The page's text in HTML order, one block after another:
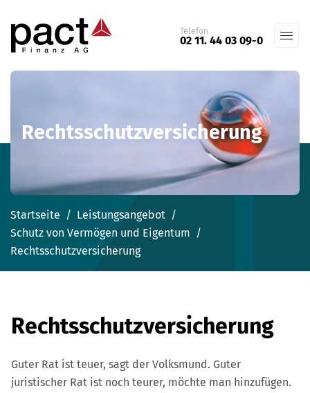
Telefon
02 11. 44 03 09-0
Navigation
Karriere
pactConsult
Facebook
Instagram
LinkedIn
Rechtsschutzversicherung
Startseite
Leistungsangebot
Schutz von Vermögen und Eigentum
Rechtsschutzversicherung
Rechtsschutzversicherung
Guter Rat ist teuer, sagt der Volksmund. Guter
juristischer Rat ist noch teurer, möchte man hinzufügen.